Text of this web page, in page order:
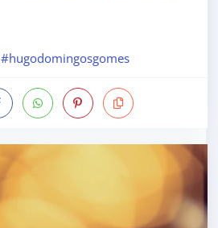
#hugodomingosgomes